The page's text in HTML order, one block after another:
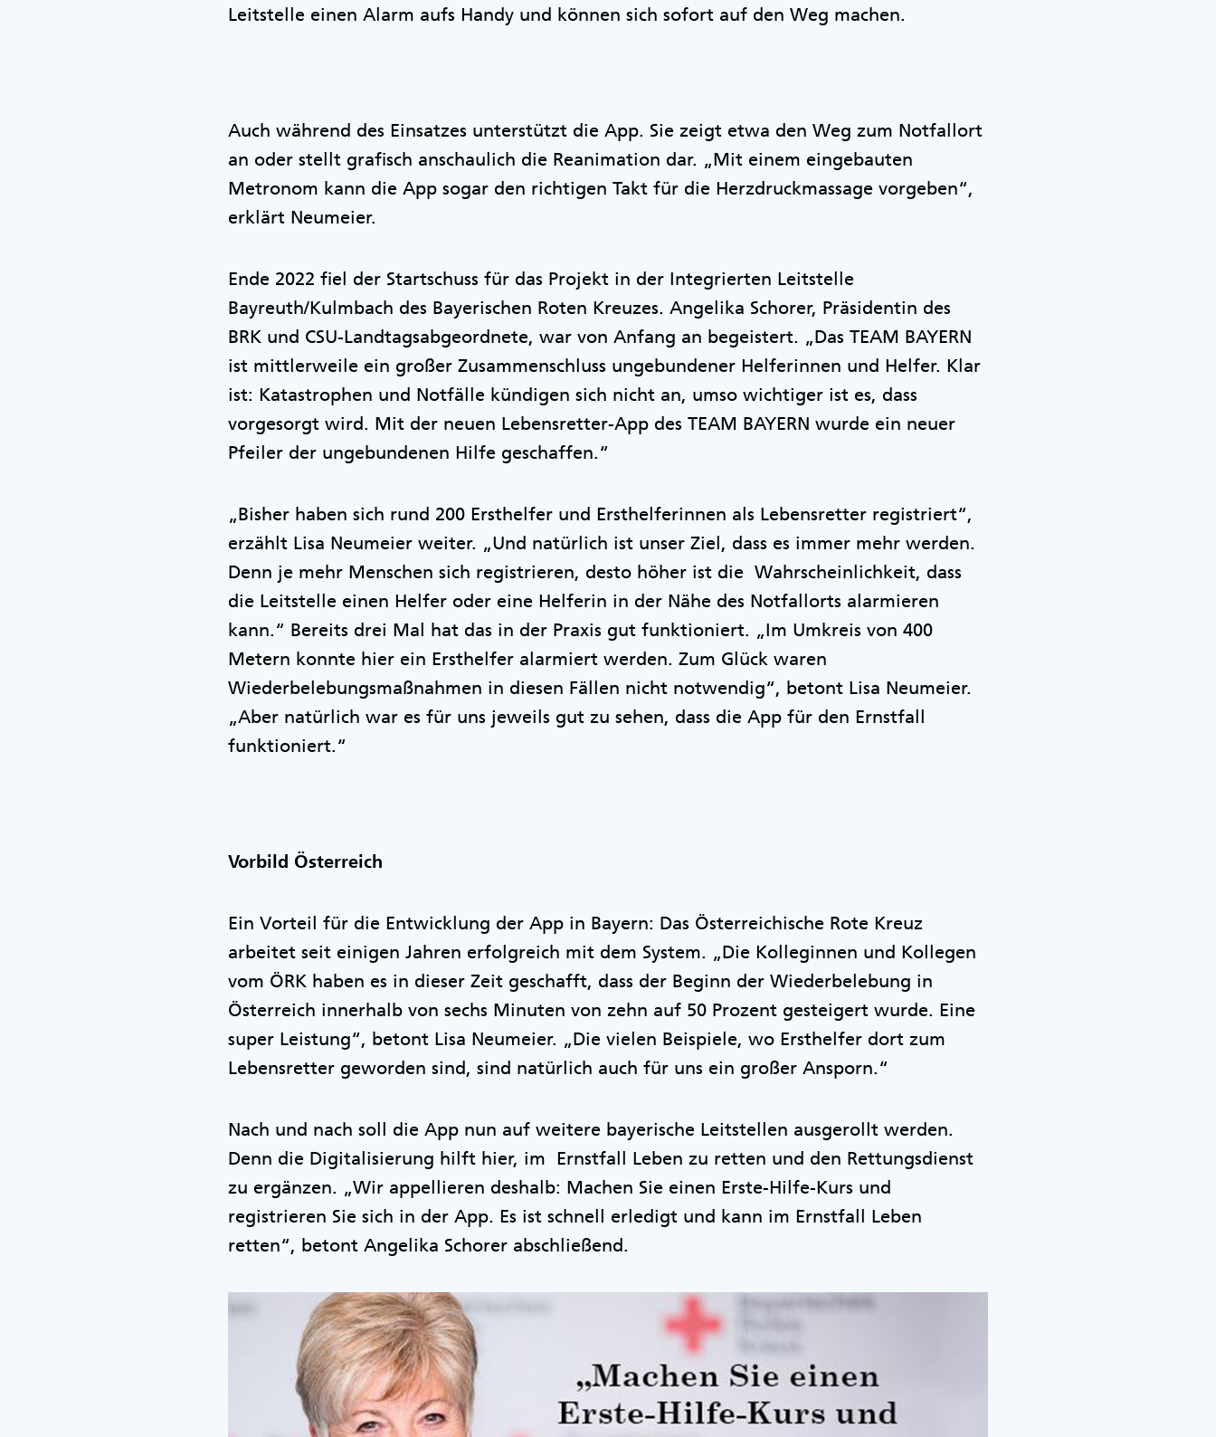
Leitstelle einen Alarm aufs Handy und können sich sofort auf den Weg machen.
Auch während des Einsatzes unterstützt die App. Sie zeigt etwa den Weg zum Notfallort
an oder stellt grafisch anschaulich die Reanimation dar. „Mit einem eingebauten
Metronom kann die App sogar den richtigen Takt für die Herzdruckmassage vorgeben“,
erklärt Neumeier.
Ende 2022 fiel der Startschuss für das Projekt in der Integrierten Leitstelle
Bayreuth/Kulmbach des Bayerischen Roten Kreuzes. Angelika Schorer, Präsidentin des
BRK und CSU-Landtagsabgeordnete, war von Anfang an begeistert. „Das TEAM BAYERN
ist mittlerweile ein großer Zusammenschluss ungebundener Helferinnen und Helfer. Klar
ist: Katastrophen und Notfälle kündigen sich nicht an, umso wichtiger ist es, dass
vorgesorgt wird. Mit der neuen Lebensretter-App des TEAM BAYERN wurde ein neuer
Pfeiler der ungebundenen Hilfe geschaffen.“
„Bisher haben sich rund 200 Ersthelfer und Ersthelferinnen als Lebensretter registriert“,
erzählt Lisa Neumeier weiter. „Und natürlich ist unser Ziel, dass es immer mehr werden.
Denn je mehr Menschen sich registrieren, desto höher ist die Wahrscheinlichkeit, dass
die Leitstelle einen Helfer oder eine Helferin in der Nähe des Notfallorts alarmieren
kann.“ Bereits drei Mal hat das in der Praxis gut funktioniert. „Im Umkreis von 400
Metern konnte hier ein Ersthelfer alarmiert werden. Zum Glück waren
Wiederbelebungsmaßnahmen in diesen Fällen nicht notwendig“, betont Lisa Neumeier.
„Aber natürlich war es für uns jeweils gut zu sehen, dass die App für den Ernstfall
funktioniert.“
Vorbild Österreich
Ein Vorteil für die Entwicklung der App in Bayern: Das Österreichische Rote Kreuz
arbeitet seit einigen Jahren erfolgreich mit dem System. „Die Kolleginnen und Kollegen
vom ÖRK haben es in dieser Zeit geschafft, dass der Beginn der Wiederbelebung in
Österreich innerhalb von sechs Minuten von zehn auf 50 Prozent gesteigert wurde. Eine
super Leistung“, betont Lisa Neumeier. „Die vielen Beispiele, wo Ersthelfer dort zum
Lebensretter geworden sind, sind natürlich auch für uns ein großer Ansporn.“
Nach und nach soll die App nun auf weitere bayerische Leitstellen ausgerollt werden.
Denn die Digitalisierung hilft hier, im Ernstfall Leben zu retten und den Rettungsdienst
zu ergänzen. „Wir appellieren deshalb: Machen Sie einen Erste-Hilfe-Kurs und
registrieren Sie sich in der App. Es ist schnell erledigt und kann im Ernstfall Leben
retten“, betont Angelika Schorer abschließend.